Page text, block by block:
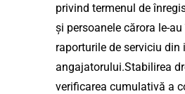
privind termenul de
și persoanele cărora le-
raporturile de serviciu din
angajatorului.Stabilirea
verificarea cumulativă a